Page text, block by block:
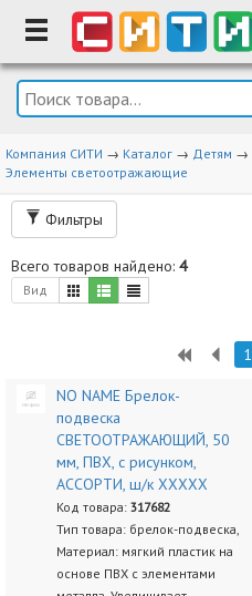
Компания СИТИ → Каталог → Детям →
Элементы светоотражающие
Фильтры
Всего товаров найдено: 4
Вид
1
NO NAME Брелок-
подвеска
СВЕТООТРАЖАЮЩИЙ, 50
мм, ПВХ, с рисунком,
АССОРТИ, ш/к ХХХХХ
Код товара: 317682
Тип товара: брелок-подвеска,
Материал: мягкий пластик на
основе ПВХ с элементами